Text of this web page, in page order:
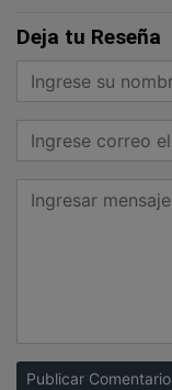
Deja tu Reseña
Publicar Comentario